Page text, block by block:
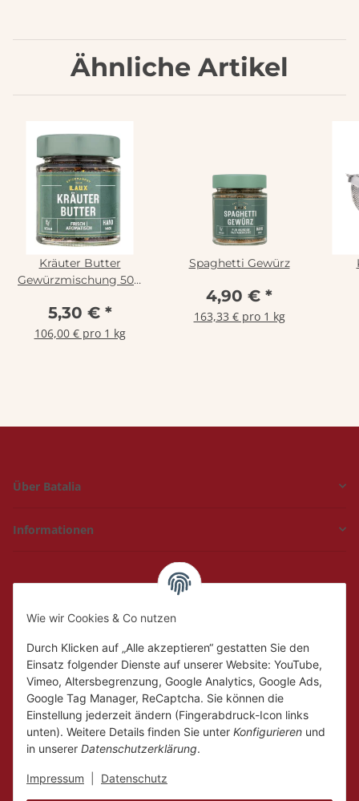
Wie wir Cookies & Co nutzen
Durch Klicken auf „Alle akzeptieren“ gestatten Sie den
Einsatz folgender Dienste auf unserer Website: YouTube,
Vimeo, Altersbegrenzung, Google Analytics, Google Ads,
Google Tag Manager, ReCaptcha. Sie können die
Einstellung jederzeit ändern (Fingerabdruck-Icon links
unten). Weitere Details finden Sie unter Konfigurieren und
in unserer Datenschutzerklärung.
Impressum Datenschutz
Ähnliche Artikel
Kräuter Butter
Gewürzmischung 50g
5,30 € *
106,00 € pro 1 kg
Spaghetti Gewürz
4,90 € *
163,33 € pro 1 kg
Über Batalia
Informationen
Hückelhoven und
Di. - Fr.
10:00 - 18:00
10:00 - 14:00